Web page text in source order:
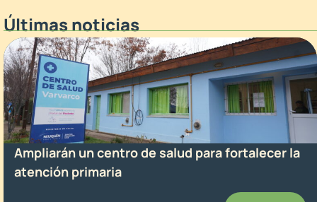
Últimas noticias
Ampliarán un centro de salud para fortalecer la
atención primaria